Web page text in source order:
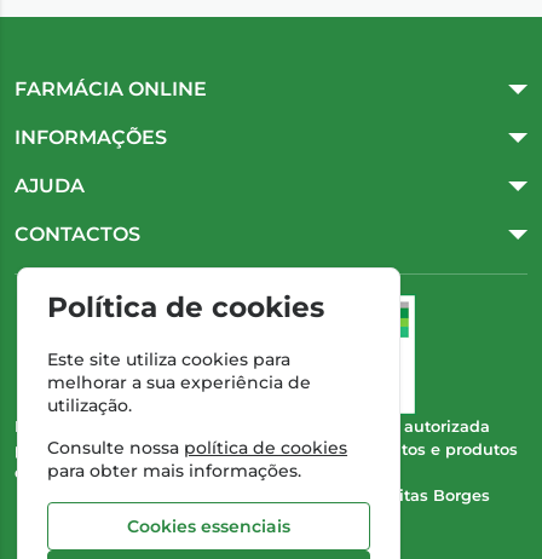
FARMÁCIA ONLINE
INFORMAÇÕES
AJUDA
CONTACTOS
Esta farmácia (Farmácia Gonçalves) encontra-se autorizada
pelo INFARMED para a dispensa de medicamentos e produtos
de saúde ao domicílio e através da internet.
Dra. Cristina Marta de Freitas Borges
Gonçalves
Política de cookies
Este site utiliza cookies para
melhorar a sua experiência de
utilização.
Consulte nossa política de cookies
para obter mais informações.
Cookies essenciais